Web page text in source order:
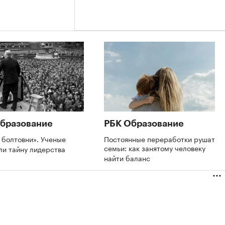
болтовни». Ученые
тайну лидерства
РБК Образование
Постоянные переработки рушат
семьи: как занятому человеку
найти баланс